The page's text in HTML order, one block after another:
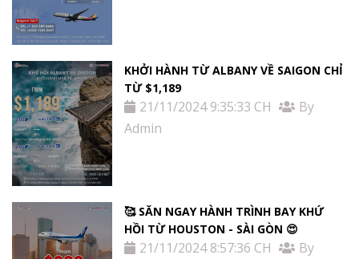
KHỞI HÀNH TỪ ALBANY VỀ SAIGON CHỈ
TỪ $1,189
21/11/2024 9:35:33 CH
By
Admin
🥰 SĂN NGAY HÀNH TRÌNH BAY KHỨ
HỒI TỪ HOUSTON - SÀI GÒN 😍
21/11/2024 8:57:36 CH
By